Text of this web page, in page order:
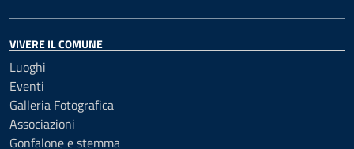
VIVERE IL COMUNE
Luoghi
Eventi
Galleria Fotografica
Associazioni
Gonfalone e stemma